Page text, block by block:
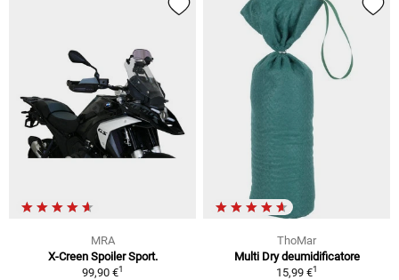
MRA
X-Creen Spoiler Sport.
99,90 €1
ThoMar
Multi Dry deumidificatore
15,99 €1